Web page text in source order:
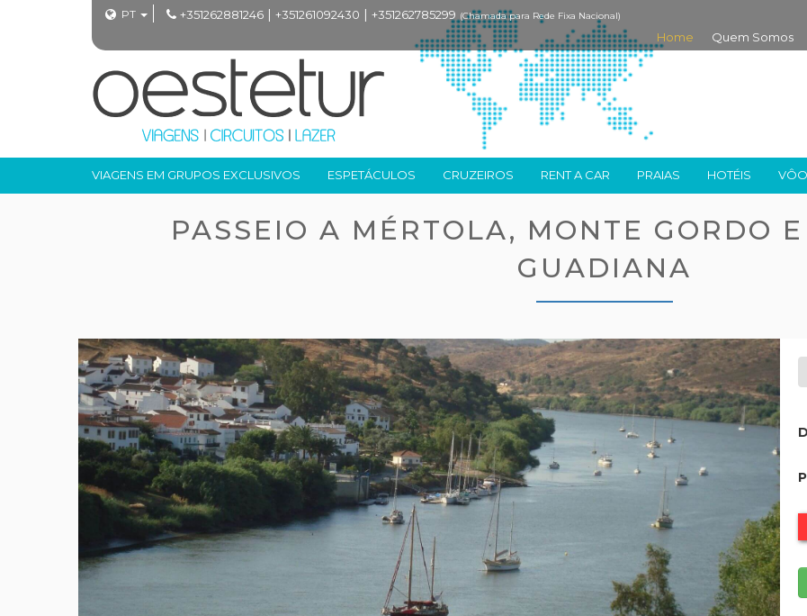
PT +351262881246 | +351261092430 | +351262785299 (Chamada para Rede Fixa Nacional)
Home Quem Somos
VIAGENS EM GRUPOS EXCLUSIVOS ESPETÁCULOS CRUZEIROS RENT A CAR PRAIAS HOTÉIS
PASSEIO A MÉRTOLA, MONTE GORDO
GUADIANA